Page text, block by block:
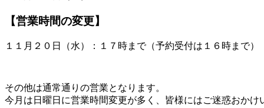
【営業時間の変更】
１１月２０日（水）：１７時まで（予約受付は１６時まで）
その他は通常通りの営業となります。
今月は日曜日に営業時間変更が多く、皆様にはご迷惑おかけ